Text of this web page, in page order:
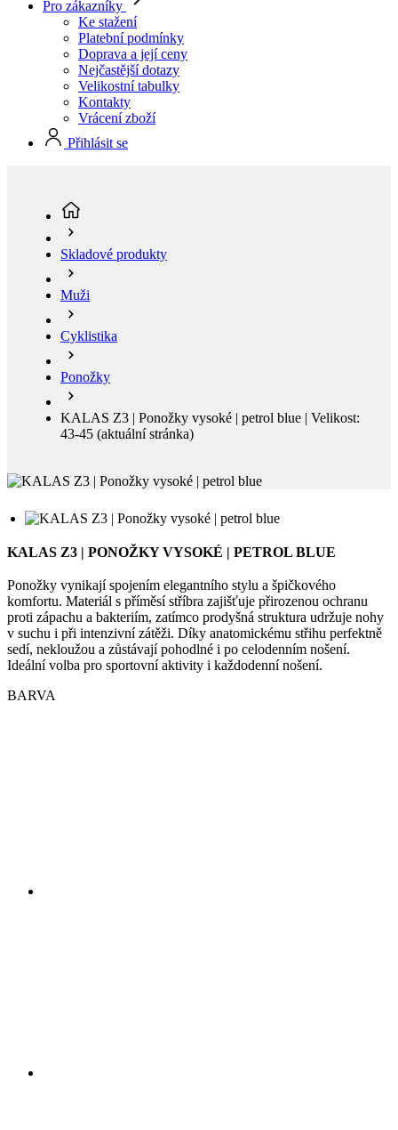
Velikostní tabulky
Kontakty
Vrácení zboží
Přihlásit se
Muži
Cyklistika
Ponožky
KALAS Z3 | Ponožky vysoké | petrol blue | Velikost:
43-45
KALAS Z3 | PONOŽKY VYSOKÉ | PETROL BLUE
Ponožky vynikají spojením elegantního stylu a špičkového
komfortu. Materiál s příměsí stříbra zajišťuje přirozenou ochranu
proti zápachu a bakteriím, zatímco prodyšná struktura udržuje nohy
v suchu i při intenzivní zátěži. Díky anatomickému střihu perfektně
Ideální volba pro sportovní aktivity i každodenní nošení.
BARVA